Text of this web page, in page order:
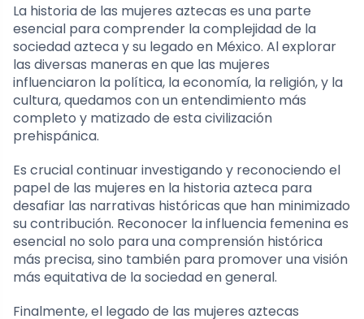
La historia de las mujeres aztecas es una parte
esencial para comprender la complejidad de la
sociedad azteca y su legado en México. Al explorar
las diversas maneras en que las mujeres
influenciaron la política, la economía, la religión, y la
cultura, quedamos con un entendimiento más
completo y matizado de esta civilización
prehispánica.
Es crucial continuar investigando y reconociendo el
papel de las mujeres en la historia azteca para
desafiar las narrativas históricas que han minimizado
su contribución. Reconocer la influencia femenina es
esencial no solo para una comprensión histórica
más precisa, sino también para promover una visión
más equitativa de la sociedad en general.
Finalmente, el legado de las mujeres aztecas